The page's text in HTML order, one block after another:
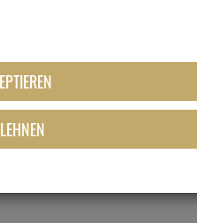
für blaues